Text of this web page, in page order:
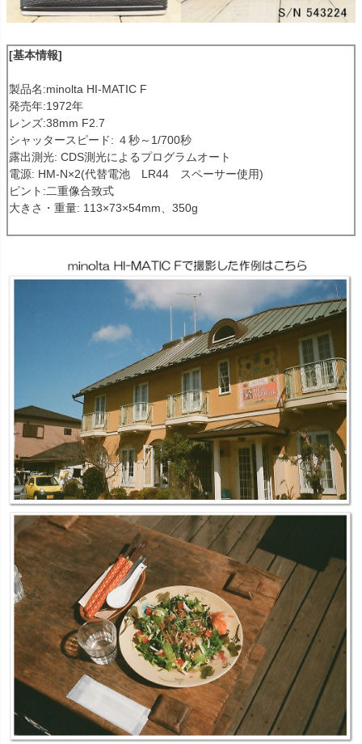
[基本情報]
製品名:minolta HI-MATIC F
発売年:1972年
レンズ:38mm F2.7
シャッタースピード: ４秒～1/700秒
露出測光: CDS測光によるプログラムオート
電源: HM-N×2(代替電池 LR44 スペーサー使用)
ピント:二重像合致式
大きさ・重量: 113×73×54mm、350g